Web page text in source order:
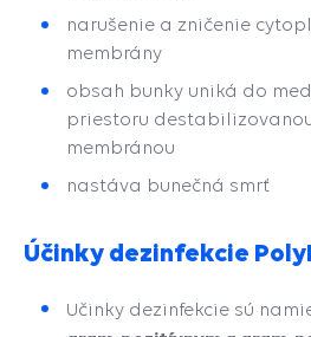
narušenie a zničenie
membrány
obsah bunky uniká do
priestoru
membránou
nastáva bunečná smrť
Účinky dezinfekcie
Učinky dezinfekcie sú